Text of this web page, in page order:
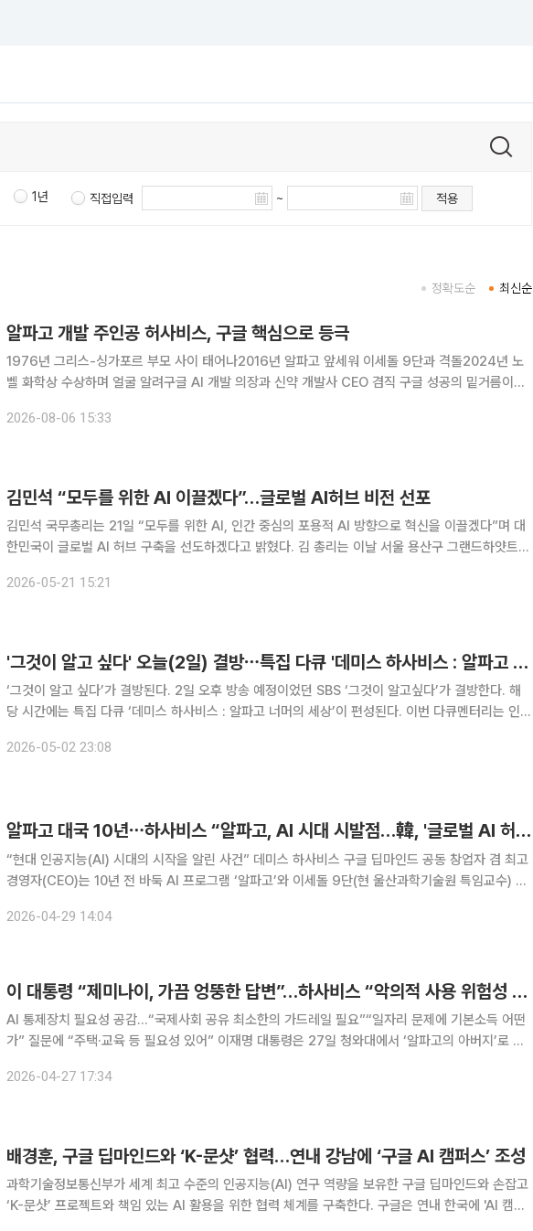
1년 직접입력 ~ 적용
최신순
정확도순
알파고 개발 주인공 허사비스, 구글 핵심으로 등극
1976년 그리스-싱가포르 부모 사이 태어나2016년 알파고 앞세워 이세돌 9단과 격돌2024년 노
벨 화학상 수상하며 얼굴 알려구글 AI 개발 의장과 신약 개발사 CEO 겸직 구글 성공의 밑거름이자
이자 구글 AI 개발을 주도해온 주인공 데미스 허사비스가 맡
2026-08-06 15:33
김민석 “모두를 위한 AI 이끌겠다”…글로벌 AI허브 비전 선포
김민석 국무총리는 21일 “모두를 위한 AI, 인간 중심의 포용적 AI 방향으로 혁신을 이끌겠다”며 대
한민국이 글로벌 AI 허브 구축을 선도하겠다고 밝혔다. 김 총리는 이날 서울 용산구 그랜드하얏트서
며 “산업 구조와 일하는 방식은 물론 교육·의료·복지·행정·
2026-05-21 15:21
'그것이 알고 싶다' 오늘(2일) 결방⋯특집 다큐 '데미스 하사비스 : 알파고 너머의 세상' 방송
‘그것이 알고 싶다’가 결방된다. 2일 오후 방송 예정이었던 SBS ‘그것이 알고싶다’가 결방한다. 해
당 시간에는 특집 다큐 ‘데미스 하사비스 : 알파고 너머의 세상’이 편성된다. 이번 다큐멘터리는 인공
SBS는 영국 본사에서 하사비스를 직접 만나 단독
2026-05-02 23:08
알파고 대국 10년⋯하사비스 “알파고, AI 시대 시발점…韓, '글로벌 AI 허브' 잠재력 충분”
“현대 인공지능(AI) 시대의 시작을 알린 사건” 데미스 하사비스 구글 딥마인드 공동 창업자 겸 최고
경영자(CEO)는 10년 전 바둑 AI 프로그램 ‘알파고’와 이세돌 9단(현 울산과학기술원 특임교수) 간
아 2026’ 행사에서 2016년 알파고 대국 이후
2026-04-29 14:04
이 대통령 “제미나이, 가끔 엉뚱한 답변”…하사비스 “악의적 사용 위험성 있어”
AI 통제장치 필요성 공감…“국제사회 공유 최소한의 가드레일 필요”“일자리 문제에 기본소득 어떤
가” 질문에 “주택·교육 등 필요성 있어” 이재명 대통령은 27일 청와대에서 ‘알파고의 아버지’로 불
성 문제 등을 논의했다. 특히 이 대통령과 하사비스 CEO는
2026-04-27 17:34
배경훈, 구글 딥마인드와 ‘K-문샷’ 협력…연내 강남에 ‘구글 AI 캠퍼스’ 조성
과학기술정보통신부가 세계 최고 수준의 인공지능(AI) 연구 역량을 보유한 구글 딥마인드와 손잡고
‘K-문샷’ 프로젝트와 책임 있는 AI 활용을 위한 협력 체계를 구축한다. 구글은 연내 한국에 'AI 캠퍼